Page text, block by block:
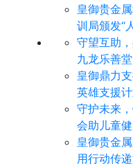
皇御贵金
训局颁发“
守望互助
九龙乐善
皇御鼎力
英雄支援计
守护未来
会助儿童
皇御贵金
用行动传递